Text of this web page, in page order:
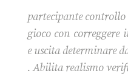
partecipante controllo
gioco con correggere
e uscita determinare
. Abilita realismo